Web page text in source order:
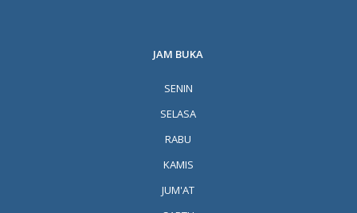
JAM BUKA
SENIN
SELASA
RABU
KAMIS
JUM'AT